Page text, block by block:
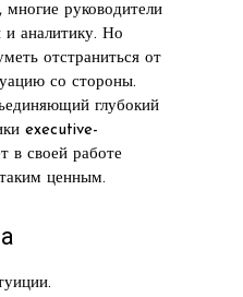
руководители
и аналитику. Но
отстраниться от
со стороны.
глубокий
executive-
в своей работе
ценным.